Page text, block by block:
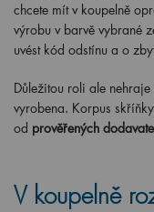
chcete mít v koupelně
výrobu v barvě vybrané
uvést kód odstínu a o
Důležitou roli ale
vyrobena. Korpus
od prověřených
V koupelně